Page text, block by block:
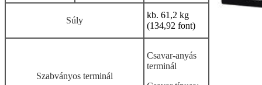
Súly
kb. 61,2 kg
(134,92 font)
Szabványos terminál
Csavar-anyás
terminál